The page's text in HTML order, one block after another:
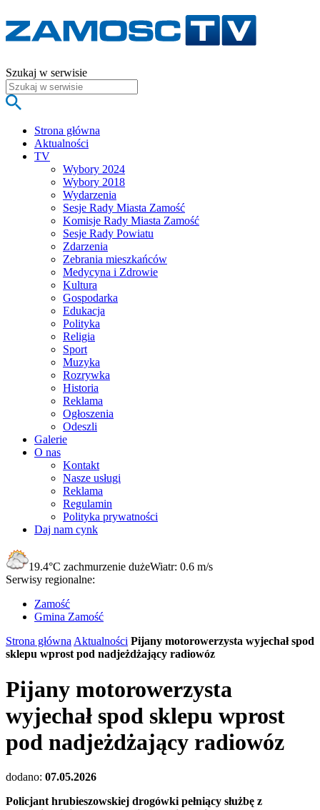
Szukaj w serwisie
Strona główna
Aktualności
TV
Wybory 2024
Wybory 2018
Wydarzenia
Sesje Rady Miasta Zamość
Komisje Rady Miasta Zamość
Sesje Rady Powiatu
Zdarzenia
Zebrania mieszkańców
Medycyna i Zdrowie
Kultura
Gospodarka
Edukacja
Polityka
Religia
Sport
Muzyka
Rozrywka
Historia
Reklama
Ogłoszenia
Odeszli
Galerie
O nas
Kontakt
Nasze usługi
Reklama
Regulamin
Polityka prywatności
Daj nam cynk
19.4°C zachmurzenie dużeWiatr: 0.6 m/s
Serwisy regionalne:
Zamość
Gmina Zamość
Strona główna Aktualności Pijany motorowerzysta wyjechał spod
sklepu wprost pod nadjeżdżający radiowóz
Pijany motorowerzysta
wyjechał spod sklepu wprost
pod nadjeżdżający radiowóz
dodano: 07.05.2026
Policjant hrubieszowskiej drogówki pełniący służbę z